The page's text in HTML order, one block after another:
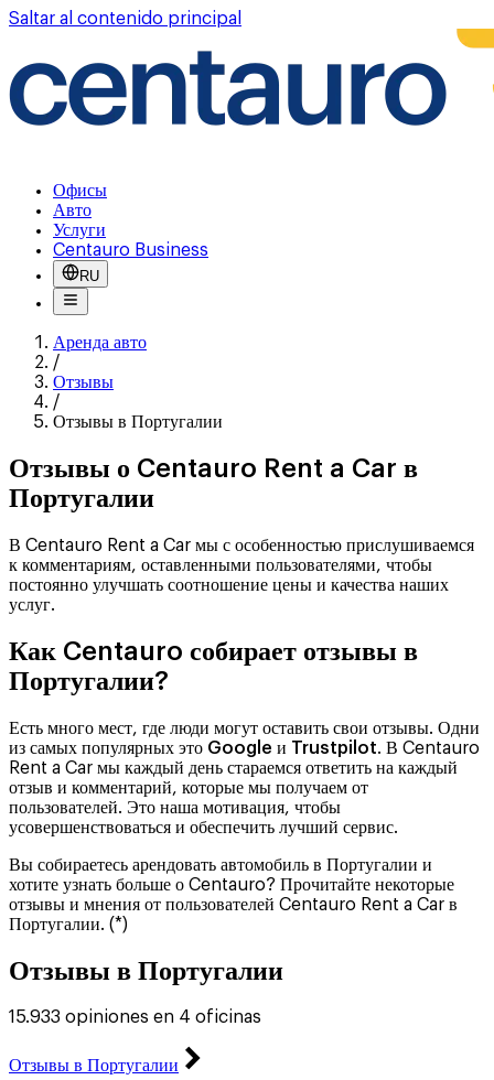
Saltar al contenido principal
Офисы
Авто
Услуги
Centauro Business
RU
Аренда авто
/
Отзывы
/
Отзывы в Португалии
Отзывы о Centauro Rent a Car в
Португалии
В Centauro Rent a Car мы с особенностью прислушиваемся
к комментариям, оставленными пользователями, чтобы
постоянно улучшать соотношение цены и качества наших
услуг.
Как Centauro собирает отзывы в
Португалии?
Есть много мест, где люди могут оставить свои отзывы. Одни
из самых популярных это Google и Trustpilot. В Centauro
Rent a Car мы каждый день стараемся ответить на каждый
отзыв и комментарий, которые мы получаем от
пользователей. Это наша мотивация, чтобы
усовершенствоваться и обеспечить лучший сервис.
Вы собираетесь арендовать автомобиль в Португалии и
хотите узнать больше о Centauro? Прочитайте некоторые
отзывы и мнения от пользователей Centauro Rent a Car в
Португалии. (*)
Отзывы в Португалии
15.933 opiniones en 4 oficinas
Отзывы в Португалии